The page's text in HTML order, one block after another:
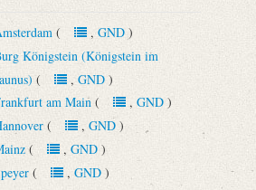
(, GND)
Königstein (Königstein im
(, GND)
am Main (, GND)
(, GND)
(, GND)
(, GND)